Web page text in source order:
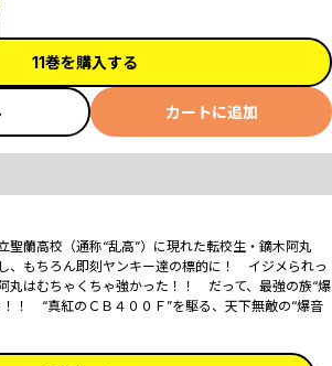
11巻を購入する
カートに追加
蘭高校（通称“乱高”）に現れた転校生・鏑木阿丸
、もちろん即刻ヤンキー達の標的に！ イジメられっ
はむちゃくちゃ強かった！！ だって、最強の族“爆
！ “真紅のＣＢ４００Ｆ”を駆る、天下無敵の“爆音